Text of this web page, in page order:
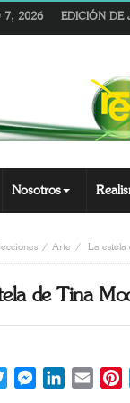
7, 2026 EDICIÓN DE
Nosotros
Arte La estela
de Tina
TwitterMessengerLinkedIn
Email